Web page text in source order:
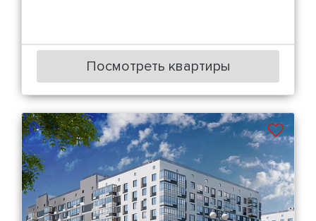
Посмотреть квартиры